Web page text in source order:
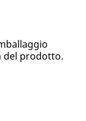
del prodotto.